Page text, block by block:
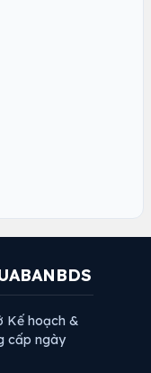
Kế hoạch &
cấp ngày